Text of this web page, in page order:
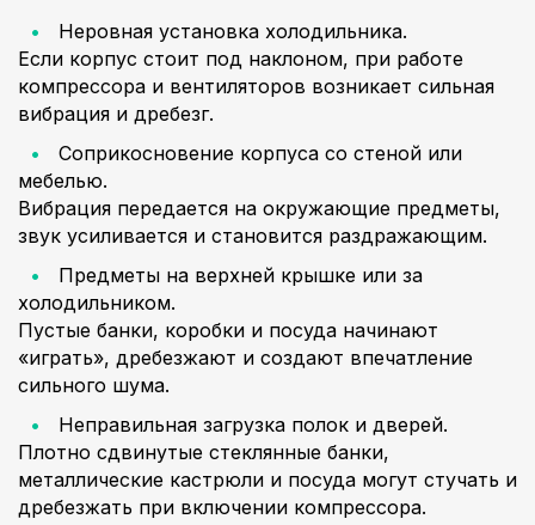
Неровная установка холодильника.
Если корпус стоит под наклоном, при работе
компрессора и вентиляторов возникает сильная
вибрация и дребезг.
Соприкосновение корпуса со стеной или
мебелью.
Вибрация передается на окружающие предметы,
звук усиливается и становится раздражающим.
Предметы на верхней крышке или за
холодильником.
Пустые банки, коробки и посуда начинают
«играть», дребезжают и создают впечатление
сильного шума.
Неправильная загрузка полок и дверей.
Плотно сдвинутые стеклянные банки,
металлические кастрюли и посуда могут стучать и
дребезжать при включении компрессора.